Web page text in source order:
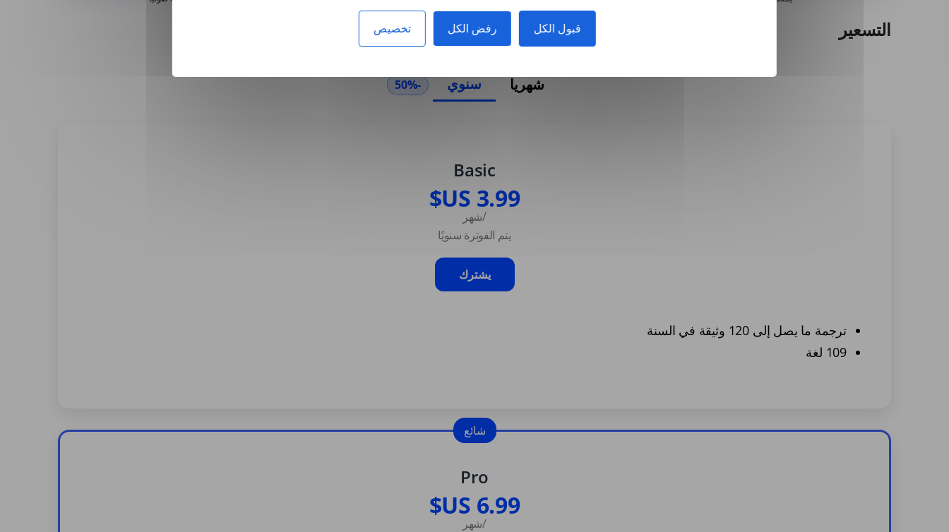
قبول الكل رفض الكل تخصيص التسعير
شهريا سنوي -50%
Basic
/شهر
يتم الفوترة سنويًا
يشترك
ترجمة ما يصل إلى 120 وثيقة في السنة
109 لغة
Pro
/شهر
شائع